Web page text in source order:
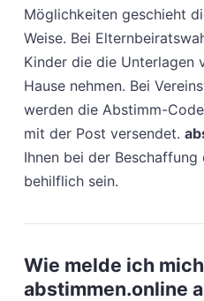
Möglichkeiten geschieht
Weise. Bei
Kinder die die Unterlagen
Hause nehmen. Bei
werden die Abstimm-
mit der Post versendet.
Ihnen bei der
behilflich sein.
Wie melde ich
abstimmen.online